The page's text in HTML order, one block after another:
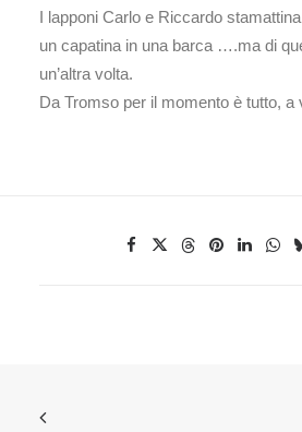
I lapponi Carlo e Riccardo
un capatina in una barca ….ma di
un’altra volta.
Da Tromso per il momento è